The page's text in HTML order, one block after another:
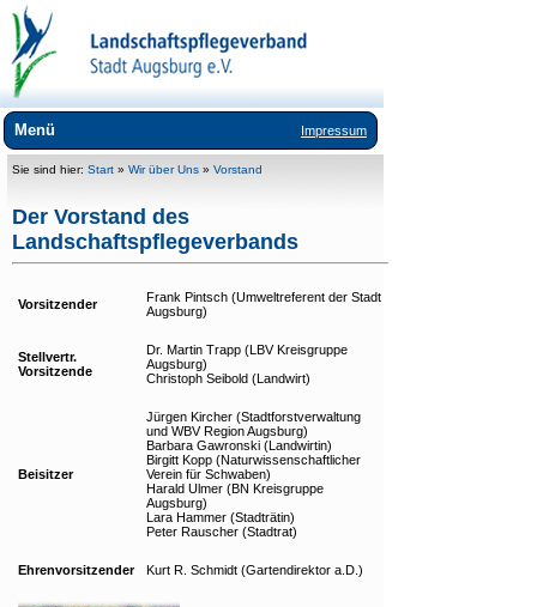
Impressum
Menü
Wir über uns
Team
Vorstand
Aktuelles
Lebensräume
Downloads
Links
Sie sind hier: Start » Wir über Uns » Vorstand
Der Vorstand des
Landschaftspflegeverbands
Vorsitzender
Frank Pintsch (Umweltreferent der Stadt
Augsburg)
Stellvertr.
Vorsitzende
Dr. Martin Trapp (LBV Kreisgruppe
Augsburg)
Christoph Seibold (Landwirt)
Beisitzer
Jürgen Kircher (Stadtforstverwaltung
und WBV Region Augsburg)
Barbara Gawronski (Landwirtin)
Birgitt Kopp (Naturwissenschaftlicher
Verein für Schwaben)
Harald Ulmer (BN Kreisgruppe
Augsburg)
Lara Hammer (Stadträtin)
Peter Rauscher (Stadtrat)
Ehrenvorsitzender Kurt R. Schmidt (Gartendirektor a.D.)